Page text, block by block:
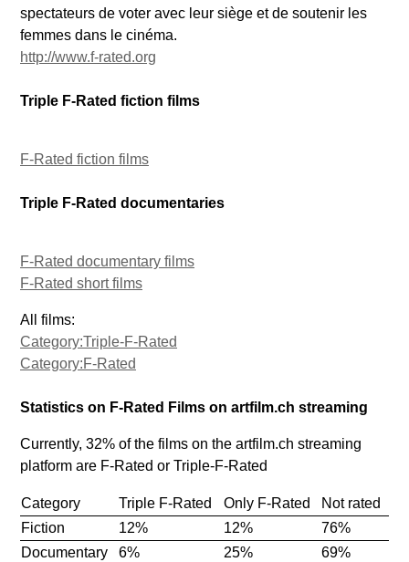
spectateurs de voter avec leur siège et de soutenir les
femmes dans le cinéma.
http://www.f-rated.org
Triple F-Rated fiction films
F-Rated fiction films
Triple F-Rated documentaries
F-Rated documentary films
F-Rated short films
All films:
Category:Triple-F-Rated
Category:F-Rated
Statistics on F-Rated Films on artfilm.ch streaming
Currently, 32% of the films on the artfilm.ch streaming
platform are F-Rated or Triple-F-Rated
Category Triple F-Rated Only F-Rated
Not rated
Fiction
12% 12%
76%
Documentary
6% 25% 69%